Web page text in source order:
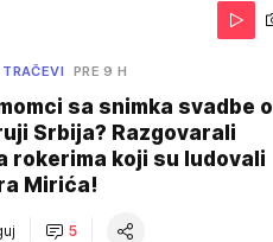
PRE 9 H
sa snimka svadbe o
Srbija? Razgovarali
rokerima koji su ludovali
Mirića!
5